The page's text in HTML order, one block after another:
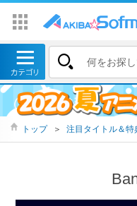
トップ ＞ 注目タイトル＆特